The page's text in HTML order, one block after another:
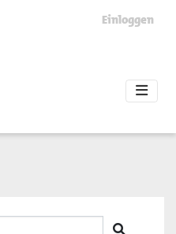
Einloggen